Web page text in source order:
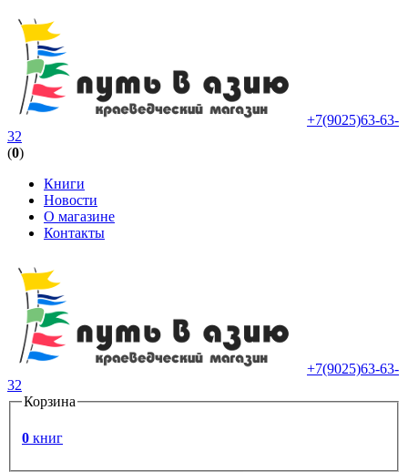
+7(9025)63-63-
32
(0)
Книги
Новости
О магазине
Контакты
+7(9025)63-63-
32
Корзина
0 книг